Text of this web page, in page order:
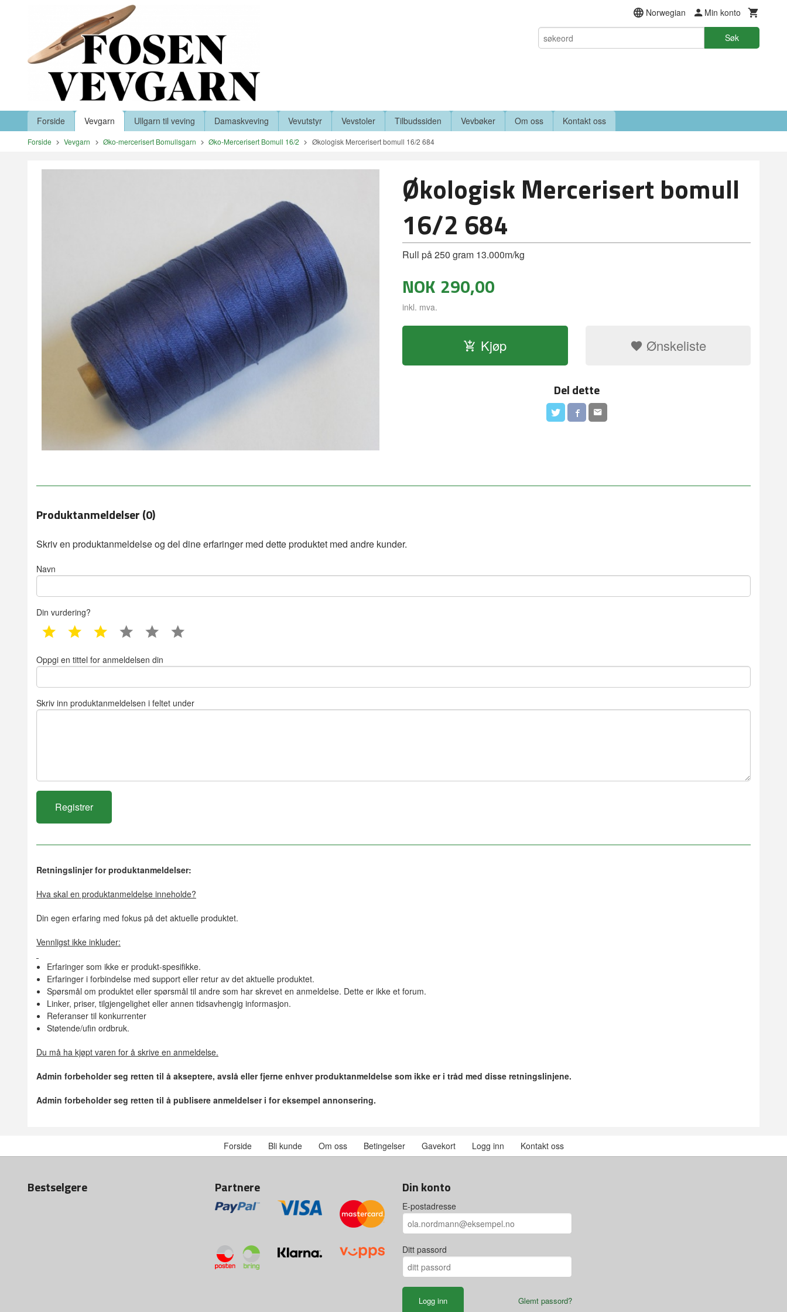
Norwegian Min konto
Søk
Produkter
Forside Vevgarn Ullgarn til veving Damaskveving Vevutstyr Vevstoler Tilbudssiden Vevbøker Om oss Kontakt oss
Forside Vevgarn Øko-mercerisert Bomullsgarn Øko-Mercerisert Bomull 16/2 Økologisk Mercerisert bomull 16/2 684
Økologisk Mercerisert bomull
16/2 684
Rull på 250 gram 13.000m/kg
NOK 290,00
inkl. mva.
Kjøp Ønskeliste
Del dette
Produktanmeldelser (0)
Skriv en produktanmeldelse og del dine erfaringer med dette produktet med andre kunder.
Navn
Din vurdering?
1 star 2 star 3 star 4 star 5 star
Oppgi en tittel for anmeldelsen din
Skriv inn produktanmeldelsen i feltet under
Retningslinjer for produktanmeldelser:
Hva skal en produktanmeldelse inneholde?
Din egen erfaring med fokus på det aktuelle produktet.
Vennligst ikke inkluder:
Erfaringer som ikke er produkt-spesifikke.
Erfaringer i forbindelse med support eller retur av det aktuelle produktet.
Spørsmål om produktet eller spørsmål til andre som har skrevet en anmeldelse. Dette er ikke et forum.
Linker, priser, tilgjengelighet eller annen tidsavhengig informasjon.
Referanser til konkurrenter
Støtende/ufin ordbruk.
Du må ha kjøpt varen for å skrive en anmeldelse.
Admin forbeholder seg retten til å akseptere, avslå eller fjerne enhver produktanmeldelse som ikke er i tråd med disse retningslinjene.
Admin forbeholder seg retten til å publisere anmeldelser i for eksempel annonsering.
Forside Bli kunde Om oss Betingelser Gavekort Logg inn Kontakt oss
Bestselgere Partnere Din konto
E-postadresse
Ditt passord
Glemt passord?